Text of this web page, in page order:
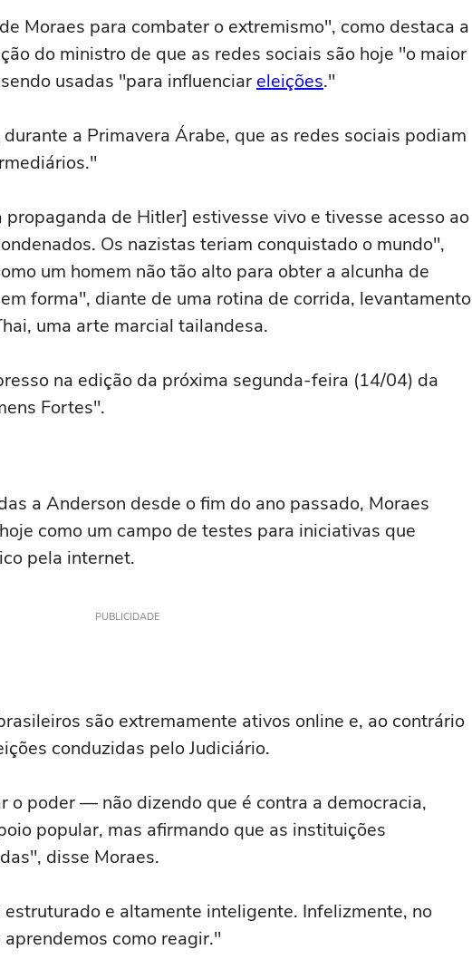
Moraes para combater o extremismo", como destaca a
do ministro de que as redes sociais são hoje "o maior
usadas "para influenciar eleições."
a Primavera Árabe, que as redes sociais podiam
de Hitler] estivesse vivo e tivesse acesso ao
Os nazistas teriam conquistado o mundo",
um homem não tão alto para obter a alcunha de
forma", diante de uma rotina de corrida, levantamento
uma arte marcial tailandesa.
na edição da próxima segunda-feira (14/04) da
Fortes".
a Anderson desde o fim do ano passado, Moraes
como um campo de testes para iniciativas que
pela internet.
PUBLICIDADE
são extremamente ativos online e, ao contrário
conduzidas pelo Judiciário.
o poder — não dizendo que é contra a democracia,
popular, mas afirmando que as instituições
disse Moraes.
e altamente inteligente. Infelizmente, no
como reagir."